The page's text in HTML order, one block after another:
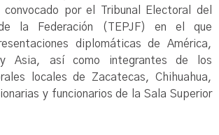
convocado por el Tribunal Electoral del
la Federación (TEPJF) en el que
diplomáticas de América,
Asia, así como integrantes de los
locales de Zacatecas, Chihuahua,
y funcionarios de la Sala Superior